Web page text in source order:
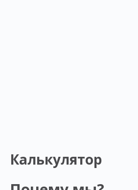
Калькулятор